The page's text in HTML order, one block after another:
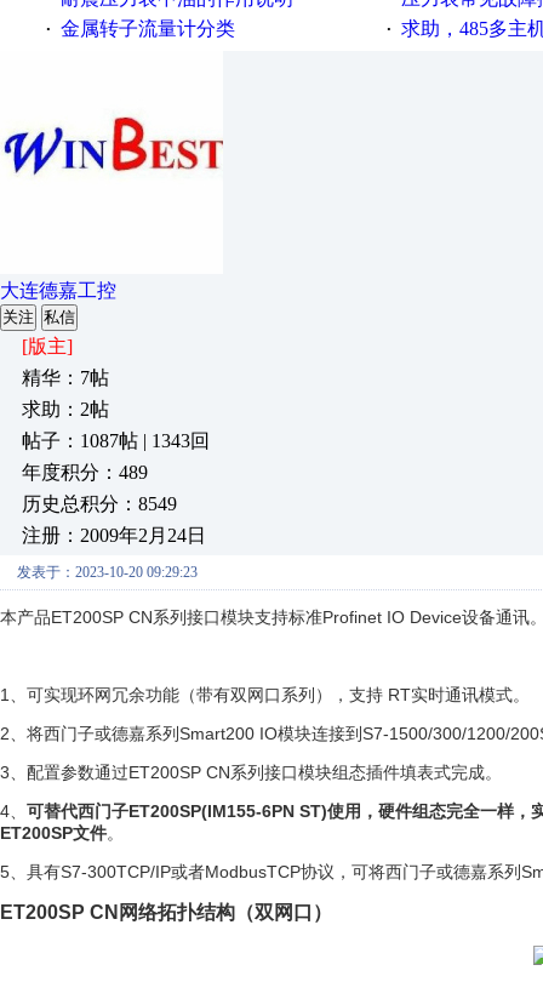
· 金属转子流量计分类 · 求助，485多主
大连德嘉工控
关注 私信
[版主]
精华：7帖
求助：2帖
帖子：1087帖 | 1343回
年度积分：489
历史总积分：8549
注册：2009年2月24日
发表于：2023-10-20 09:29:23
本产品ET200SP CN系列接口模块支持标准Profinet IO Device设备通讯
1、可实现环网冗余功能（带有双网口系列），支持 RT实时通讯模式。
2、将西门子或德嘉系列Smart200 IO模块连接到S7-1500/300/1200/
3、配置参数通过ET200SP CN系列接口模块组态插件填表式完成。
4、 可替代西门子ET200SP(IM155-6PN ST)使用，硬件组态完全一样
ET200SP文件。
5、具有S7-300TCP/IP或者ModbusTCP协议，可将西门子或德嘉系列
ET200SP CN网络拓扑结构（双网口）